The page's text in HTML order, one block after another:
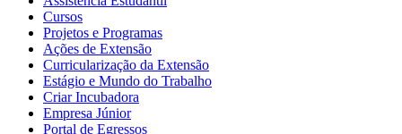
Cursos
Projetos e Programas
Ações de Extensão
Curricularização da Extensão
Estágio e Mundo do Trabalho
Criar Incubadora
Empresa Júnior
Portal de Egressos